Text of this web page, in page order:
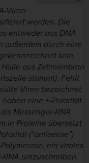
Viren:
werden. Die
entweder aus DNA
außerdem durch eine
sein.
aus Zellmembran
stammt). Fehlt
Viren bezeichnet.
eine +-Polarität
Messenger-RNA
in Proteine übersetzt
(“antisense”)
ein virales
umzuschreiben.